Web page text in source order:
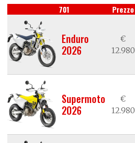
701 Prezzo
Enduro
2026
€
12.980
Supermoto
2026
€
12.980